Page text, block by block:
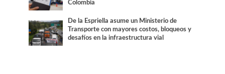
Colombia
De la Espriella asume un Ministerio de
Transporte con mayores costos, bloqueos y
desafíos en la infraestructura vial